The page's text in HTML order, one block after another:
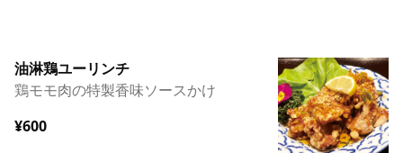
油淋鶏ユーリンチ
鶏モモ肉の特製香味ソースかけ
¥600